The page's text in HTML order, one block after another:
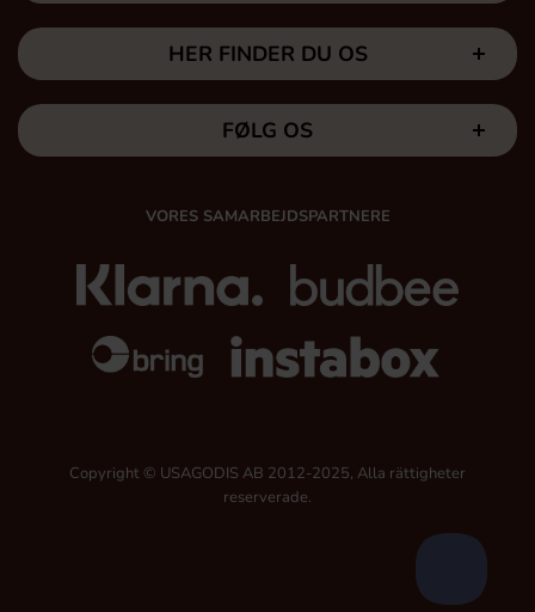
HER FINDER DU OS
FØLG OS
VORES SAMARBEJDSPARTNERE
Copyright © USAGODIS AB 2012-2025, Alla rättigheter
reserverade.